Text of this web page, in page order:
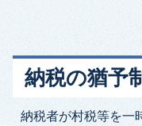
納税の猶予
納税者が村税等を一